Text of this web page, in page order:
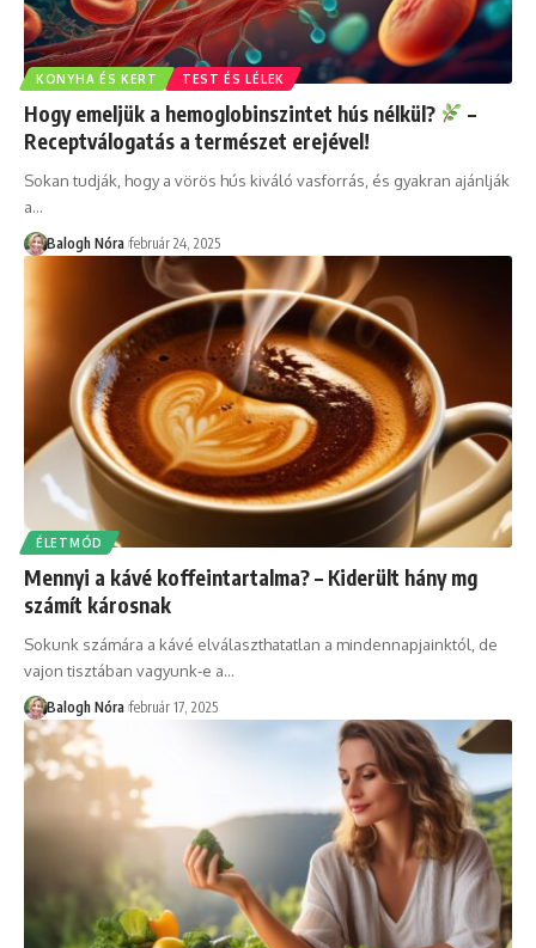
KONYHA ÉS KERT TEST ÉS LÉLEK
Hogy emeljük a hemoglobinszintet hús nélkül?
–
Receptválogatás a természet erejével!
Sokan tudják, hogy a vörös hús kiváló vasforrás, és gyakran ajánlják
a…
Balogh Nóra február 24, 2025
ÉLETMÓD
Mennyi a kávé koffeintartalma? – Kiderült hány mg
számít károsnak
Sokunk számára a kávé elválaszthatatlan a mindennapjainktól, de
vajon tisztában vagyunk-e a…
Balogh Nóra február 17, 2025